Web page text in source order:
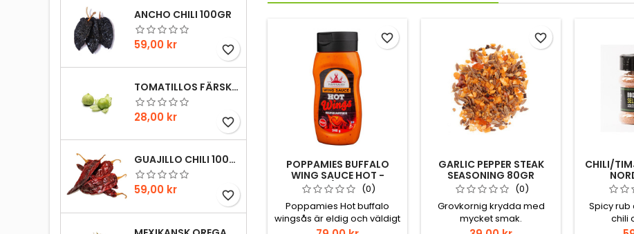
ANCHO CHILI 100GR
Pris
59,00 kr favorite_border
TOMATILLOS FÄRSKA 1HG
Pris
28,00 kr favorite_border
GUAJILLO CHILI 100GR
Pris
59,00 kr favorite_border
POPPAMIES BUFFALO
WING SAUCE HOT -
WINGSÅS 340GR
(0)
Poppamies Hot buffalo
wingsås är eldig och väldigt
god! Såsen fastnar på
favorite_border
GARLIC PEPPER STEAK
SEASONING 80GR
(0)
Grovkornig krydda med
mycket smak.
favorite_border
CHILI/
Spicy
chili